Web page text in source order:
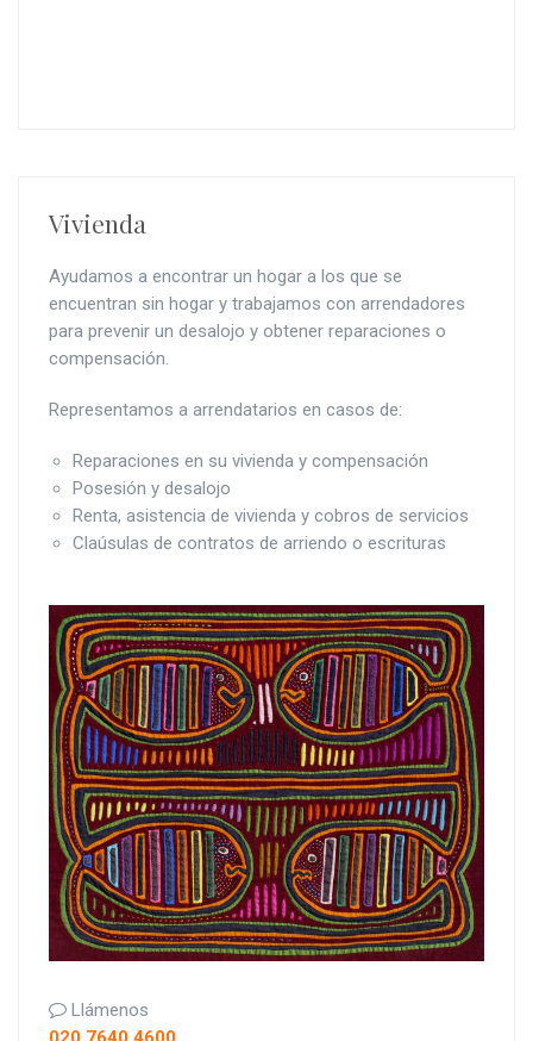
Vivienda
Ayudamos a encontrar un hogar a los que se
encuentran sin hogar y trabajamos con arrendadores
para prevenir un desalojo y obtener reparaciones o
compensación.
Representamos a arrendatarios en casos de:
Reparaciones en su vivienda y compensación
Posesión y desalojo
Renta, asistencia de vivienda y cobros de servicios
Claúsulas de contratos de arriendo o escrituras
Llámenos